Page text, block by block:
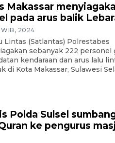
Makassar
pada arus balik
WIB, 2024
Lintas (Satlantas) Polrestabes
sebanyak 222 personel
kendaraan dan arus lalu
di Kota Makassar, Sulawesi
Polda Sulsel
ke pengurus